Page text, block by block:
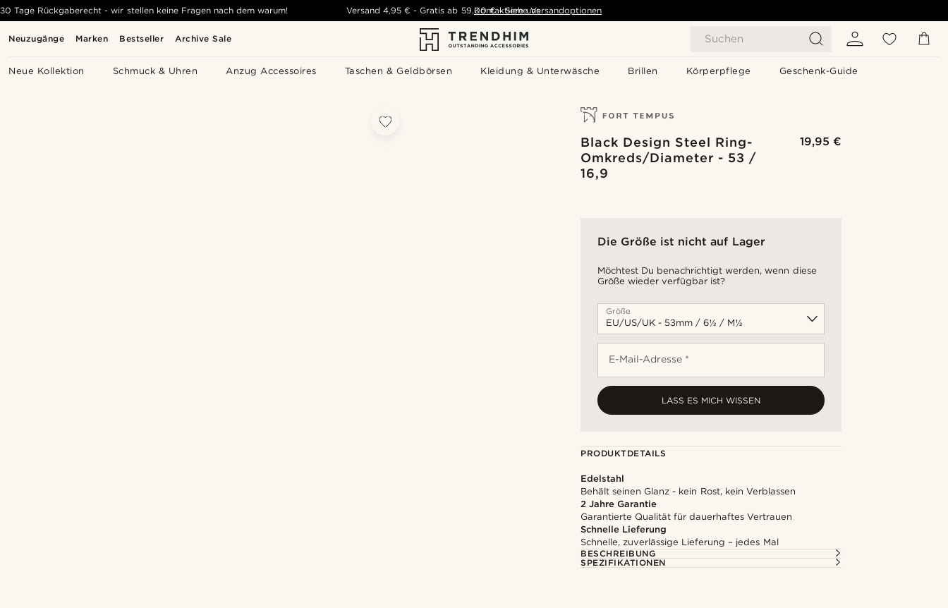
Neuzugänge Marken Bestseller Archive Sale Suchen
Neue Kollektion Schmuck & Uhren Anzug Accessoires Taschen & Geldbörsen Kleidung & Unterwäsche Brillen Körperpflege Geschenk-Guide
30 Tage Rückgaberecht - wir stellen keine Fragen nach dem warum! Versand 4,95 € -Gratis ab 59,00 € - Siehe Versandoptionen
Kontaktiere uns
Black Design Steel Ring-
Omkreds/Diameter - 53 /
16,9
19,95 €
Die Größe ist nicht auf Lager
Möchtest Du benachrichtigt werden, wenn diese
Größe wieder verfügbar ist?
Größe
E-Mail-Adresse *
LASS ES MICH WISSEN
PRODUKTDETAILS
Edelstahl
Behält seinen Glanz - kein Rost, kein Verblassen
2 Jahre Garantie
Garantierte Qualität für dauerhaftes Vertrauen
Schnelle Lieferung
Schnelle, zuverlässige Lieferung – jedes Mal
BESCHREIBUNG
SPEZIFIKATIONEN